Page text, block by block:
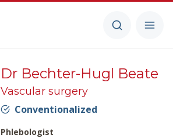
Dr Bechter-Hugl Beate
Vascular surgery
Conventionalized
Phlebologist